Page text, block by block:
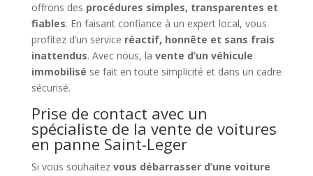
offrons des procédures simples, transparentes et
fiables. En faisant confiance à un expert local, vous
profitez d’un service réactif, honnête et sans frais
inattendus. Avec nous, la vente d’un véhicule
immobilisé se fait en toute simplicité et dans un cadre
sécurisé.
Prise de contact avec un
spécialiste de la vente de voitures
en panne Saint-Leger
Si vous souhaitez vous débarrasser d’une voiture